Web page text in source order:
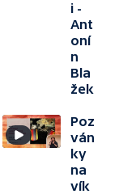
i -
Ant
oní
n
Bla
žek
Poz
ván
ky
na
vík